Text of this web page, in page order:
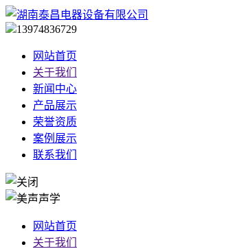
13974836729
网站首页
关于我们
新闻中心
产品展示
荣誉资质
案例展示
联系我们
网站首页
关于我们